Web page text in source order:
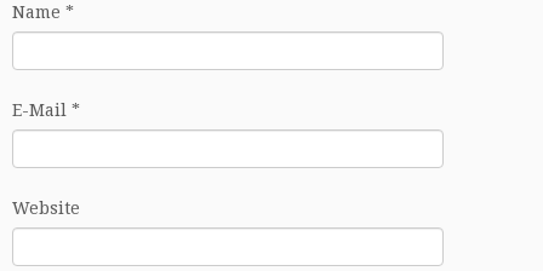
Name *
E-Mail *
Website